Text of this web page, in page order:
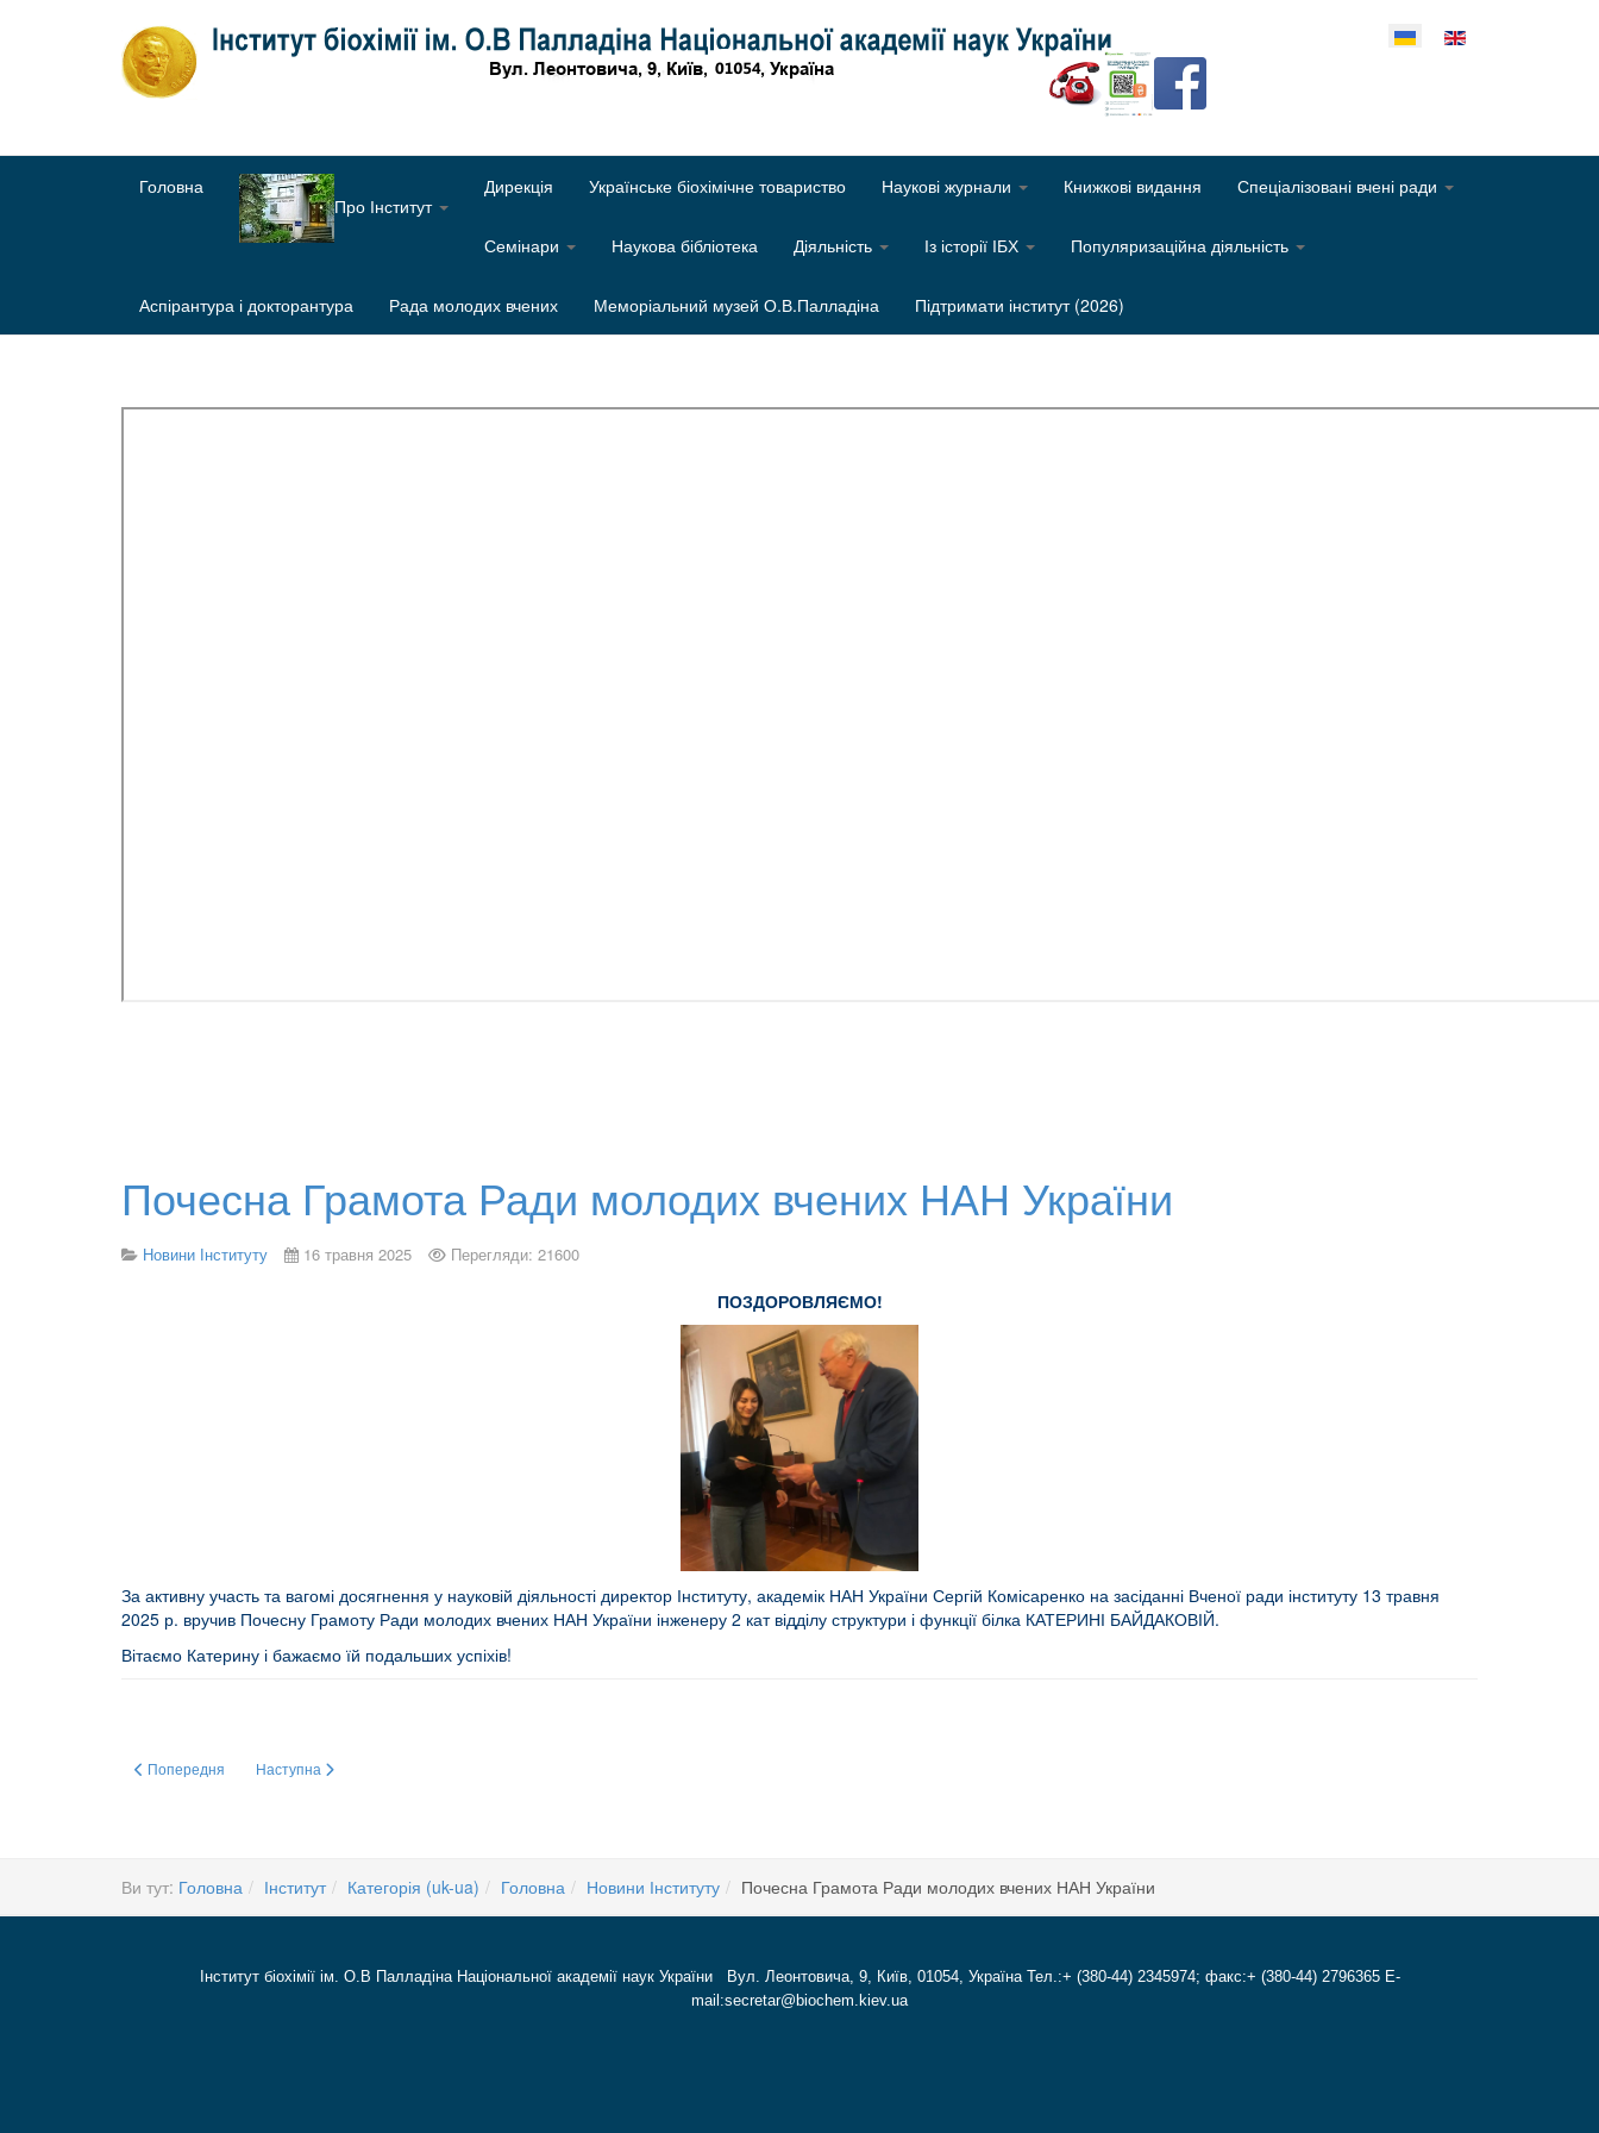
Оберіть свою мову
Головна
Про Інститут
Дирекція Українське біохімічне товариство Наукові журнали Книжкові видання Спеціалізовані вчені ради
Семінари Наукова бібліотека Діяльність Із історії ІБХ Популяризаційна діяльність
Аспірантура і докторантура Рада молодих вчених Меморіальний музей О.В.Палладіна Підтримати інститут (2026)
Почесна Грамота Ради молодих вчених НАН України
Новини Інституту 16 травня 2025 Перегляди: 21600
ПОЗДОРОВЛЯЄМО!
За активну участь та вагомі досягнення у науковій діяльності директор Інституту, академік НАН України Сергій Комісаренко на засіданні Вченої ради інституту 13 травня
2025 р. вручив Почесну Грамоту Ради молодих вчених НАН України інженеру 2 кат відділу структури і функції білка КАТЕРИНІ БАЙДАКОВІЙ.
Вітаємо Катерину і бажаємо їй подальших успіхів!
Попередня стаття: Щиро дякуємо!
Попередня Наступна стаття: ТЕЛЕФОННИЙ ДОВІДНИК ІБХ НАНУ
Наступна
Ви тут: Головна Інститут Категорія (uk-ua) Головна Новини Інституту Почесна Грамота Ради молодих вчених НАН України
Інститут біохімії ім. О.В Палладіна Національної академії наук України Вул. Леонтовича, 9, Київ, 01054, Україна Тел.:+ (380-44) 2345974; факс:+ (380-44) 2796365 E-
mail:secretar@biochem.kiev.ua